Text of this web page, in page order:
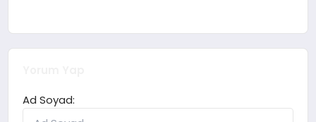
Ad Soyad: